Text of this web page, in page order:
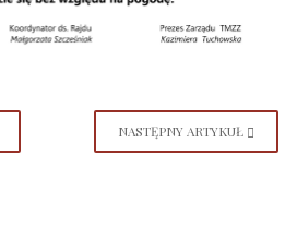
NASTĘPNY ARTYKUŁ